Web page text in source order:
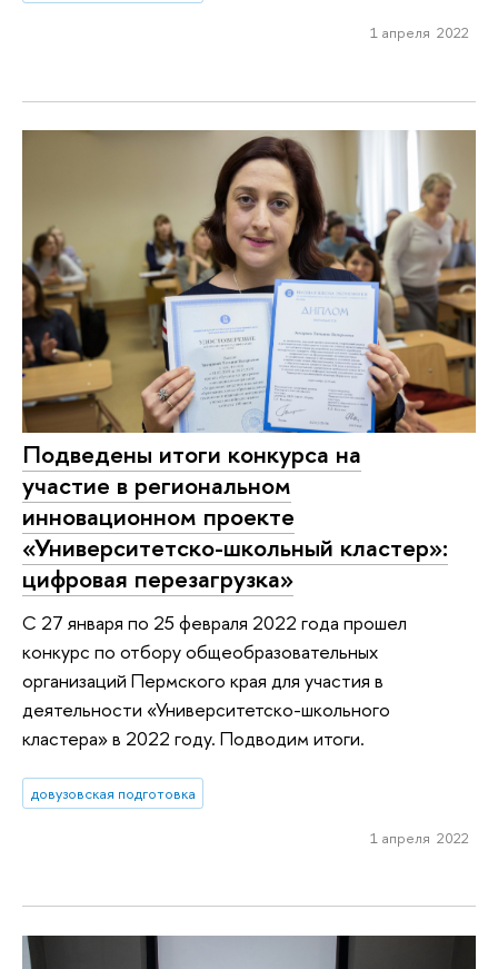
1 апреля 2022
Подведены итоги конкурса на
участие в региональном
инновационном проекте
«Университетско-школьный кластер»:
цифровая перезагрузка»
С 27 января по 25 февраля 2022 года прошел
конкурс по отбору общеобразовательных
организаций Пермского края для участия в
деятельности «Университетско-школьного
кластера» в 2022 году. Подводим итоги.
довузовская подготовка
1 апреля 2022